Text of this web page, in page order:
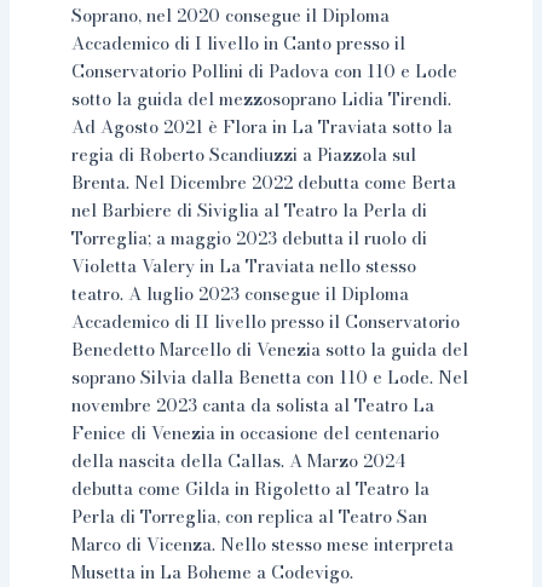
Soprano, nel 2020 consegue il Diploma
Accademico di I livello in Canto presso il
Conservatorio Pollini di Padova con 110 e Lode
sotto la guida del mezzosoprano Lidia Tirendi.
Ad Agosto 2021 è Flora in La Traviata sotto la
regia di Roberto Scandiuzzi a Piazzola sul
Brenta. Nel Dicembre 2022 debutta come Berta
nel Barbiere di Siviglia al Teatro la Perla di
Torreglia; a maggio 2023 debutta il ruolo di
Violetta Valery in La Traviata nello stesso
teatro. A luglio 2023 consegue il Diploma
Accademico di II livello presso il Conservatorio
Benedetto Marcello di Venezia sotto la guida del
soprano Silvia dalla Benetta con 110 e Lode. Nel
novembre 2023 canta da solista al Teatro La
Fenice di Venezia in occasione del centenario
della nascita della Callas. A Marzo 2024
debutta come Gilda in Rigoletto al Teatro la
Perla di Torreglia, con replica al Teatro San
Marco di Vicenza. Nello stesso mese interpreta
Musetta in La Boheme a Codevigo.